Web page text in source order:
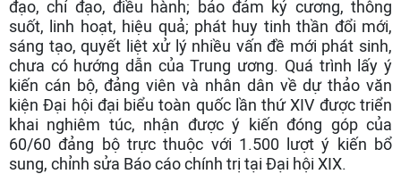
đạo, chỉ đạo, điều hành; bảo đảm kỷ cương, thông
suốt, linh hoạt, hiệu quả; phát huy tinh thần đổi mới,
sáng tạo, quyết liệt xử lý nhiều vấn đề mới phát sinh,
chưa có hướng dẫn của Trung ương. Quá trình lấy ý
kiến cán bộ, đảng viên và nhân dân về dự thảo văn
kiện Đại hội đại biểu toàn quốc lần thứ XIV được triển
khai nghiêm túc, nhận được ý kiến đóng góp của
60/60 đảng bộ trực thuộc với 1.500 lượt ý kiến bổ
sung, chỉnh sửa Báo cáo chính trị tại Đại hội XIX.